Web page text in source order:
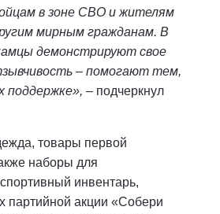
в зоне СВО и жителям
мирным гражданам. В
демонстрируют свое
– помогают тем,
поддержке», – подчеркнул
товары первой
наборы для
инвентарь,
партийной акции «Собери